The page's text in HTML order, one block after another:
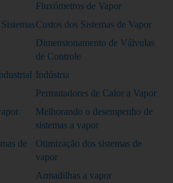
Fluxómetros de Vapor
Custos dos Sistemas de Vapor
Dimensionamento de Válvulas
de Controle
Indústria
Permutadores de Calor a Vapor
Melhorando o desempenho de
sistemas a vapor
de
Otimização dos sistemas de
vapor
Armadilhas a vapor